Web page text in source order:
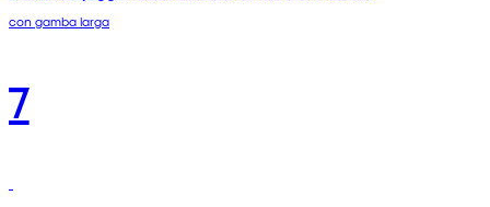
con gamba larga
7